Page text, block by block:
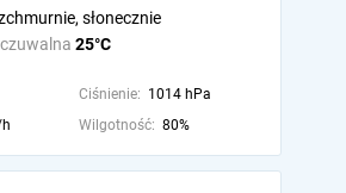
25°C
słonecznie
Ciśnienie: 1014 hPa
Wilgotność: 80%